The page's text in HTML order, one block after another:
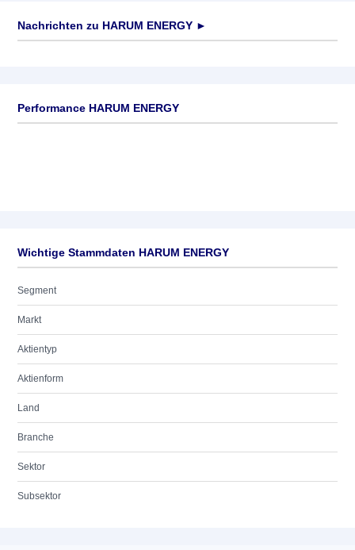
Nachrichten zu HARUM ENERGY ►
Performance HARUM ENERGY
Wichtige Stammdaten HARUM ENERGY
Segment
Markt
Aktientyp
Aktienform
Land
Branche
Sektor
Subsektor